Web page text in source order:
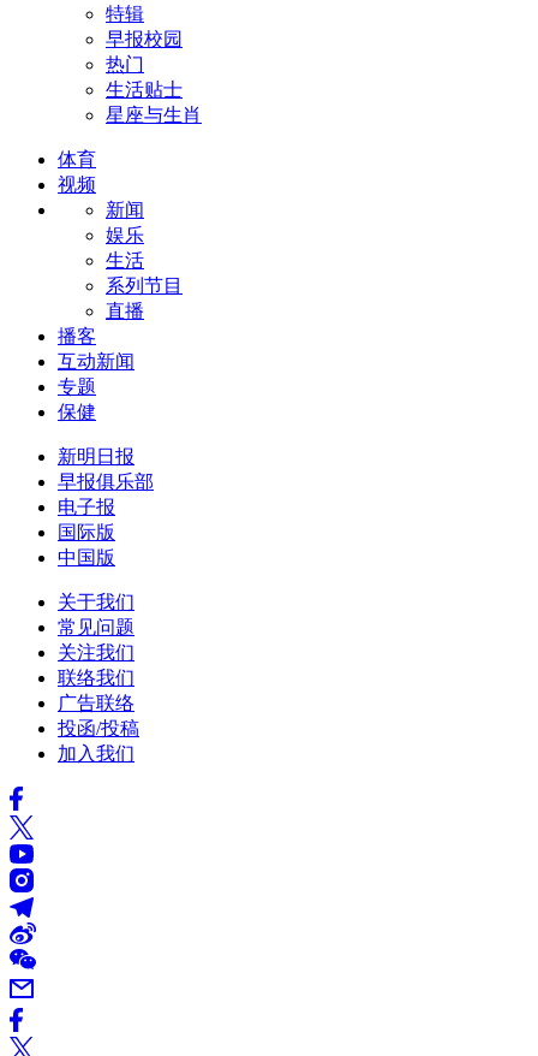
特辑
早报校园
热门
生活贴士
星座与生肖
体育
视频
新闻
娱乐
生活
系列节目
直播
播客
互动新闻
专题
保健
新明日报
早报俱乐部
电子报
国际版
中国版
关于我们
常见问题
关注我们
联络我们
广告联络
投函/投稿
加入我们